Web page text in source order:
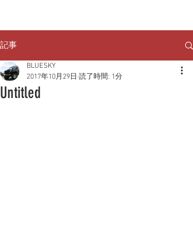
記事
Untitled
BLUESKY
2017年10月29日 読了時間: 1分